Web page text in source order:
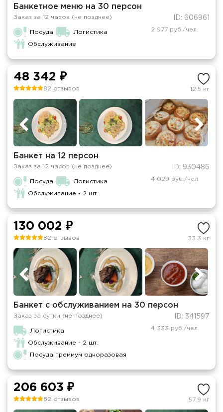
Банкетное меню на 30 персон
Заказ за 12 часов (не позднее) ID: 606961
Посуда Логистика
Обслуживание
2 977 руб./чел.
48 342 ₽
82 отзывов 12.5 кг
Банкет на 12 персон
Заказ за 12 часов (не позднее) ID: 930486
Посуда Логистика
Обслуживание - 2 шт.
4 029 руб./чел.
130 002 ₽
82 отзывов 33.3 кг
Банкет с обслуживанием на 30 персон
Заказ за сутки (не позднее) ID: 341597
Логистика
Обслуживание - 2 шт.
Посуда премиум одноразовая
4 333 руб./чел.
206 603 ₽
82 отзывов 57.9 кг